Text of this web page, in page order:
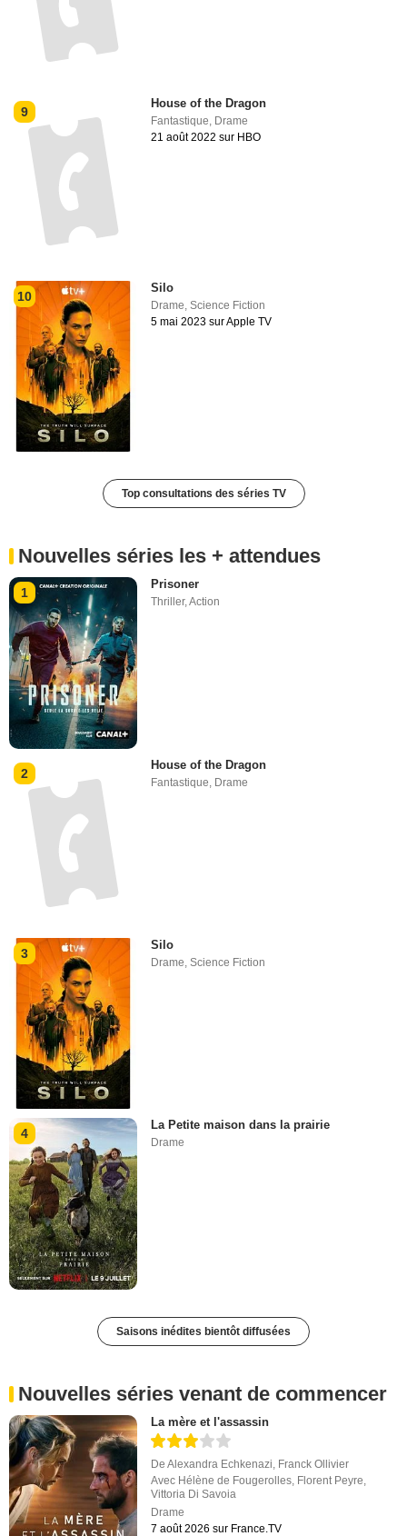
9
House of the Dragon
Fantastique Drame
21 août 2022 sur HBO
10
Silo
Drame,Science Fiction
5 mai 2023 sur Apple TV
Top consultations des séries TV
Nouvelles séries les + attendues
1
Prisoner
Thriller,Action
2
House of the Dragon
Fantastique Drame
3
Silo
Drame,Science Fiction
4
La Petite maison dans la prairie
Drame
Saisons inédites bientôt diffusées
Nouvelles séries venant de commencer
La mère et l'assassin
DeAlexandra Echkenazi Franck Ollivier
Avec Hélène de Fougerolles Florent Peyre
Vittoria Di Savoia
Drame
7 août 2026 sur France.TV